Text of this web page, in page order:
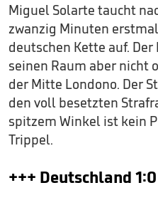
Miguel Solarte taucht
zwanzig Minuten
deutschen Kette auf.
seinen Raum aber nicht
der Mitte Londono. Der
den voll besetzten
spitzem Winkel ist kein
Trippel.
+++ Deutschland